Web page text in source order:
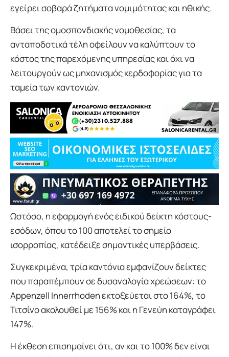
εγείρει σοβαρά ζητήματα νομιμότητας και ηθικής.
Βάσει της ομοσπονδιακής νομοθεσίας, τα
ανταποδοτικά τέλη οφείλουν να καλύπτουν το
κόστος της παρεχόμενης υπηρεσίας και όχι να
λειτουργούν ως μηχανισμός κερδοφορίας για τα
ταμεία των καντονιών.
Ωστόσο, η εφαρμογή ενός ειδικού δείκτη κόστους-
εσόδων, όπου το 100 αποτελεί το σημείο
ισορροπίας, κατέδειξε σημαντικές υπερβάσεις.
Συγκεκριμένα, τρία καντόνια εμφανίζουν δείκτες
που παραπέμπουν σε δυσαναλογία χρεώσεων: το
Appenzell Innerrhoden εκτοξεύεται στο 164%, το
Τιτσίνο ακολουθεί με 156% και η Γενεύη καταγράφει
147%.
Η έκθεση επισημαίνει ότι, αν και το 100% δεν είναι